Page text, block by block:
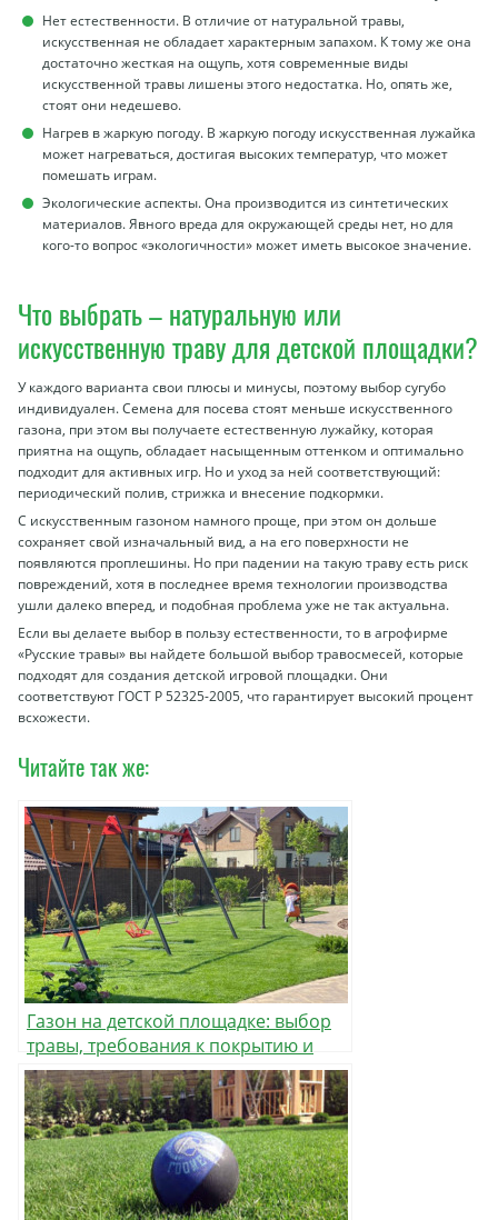
Нет естественности. В отличие от натуральной травы,
искусственная не обладает характерным запахом. К тому же она
достаточно жесткая на ощупь, хотя современные виды
искусственной травы лишены этого недостатка. Но, опять же,
стоят они недешево.
Нагрев в жаркую погоду. В жаркую погоду искусственная лужайка
может нагреваться, достигая высоких температур, что может
помешать играм.
Экологические аспекты. Она производится из синтетических
материалов. Явного вреда для окружающей среды нет, но для
кого-то вопрос «экологичности» может иметь высокое значение.
Что выбрать – натуральную или
искусственную траву для детской площадки?
У каждого варианта свои плюсы и минусы, поэтому выбор сугубо
индивидуален. Семена для посева стоят меньше искусственного
газона, при этом вы получаете естественную лужайку, которая
приятна на ощупь, обладает насыщенным оттенком и оптимально
подходит для активных игр. Но и уход за ней соответствующий:
периодический полив, стрижка и внесение подкормки.
С искусственным газоном намного проще, при этом он дольше
сохраняет свой изначальный вид, а на его поверхности не
появляются проплешины. Но при падении на такую траву есть риск
повреждений, хотя в последнее время технологии производства
ушли далеко вперед, и подобная проблема уже не так актуальна.
Если вы делаете выбор в пользу естественности, то в агрофирме
«Русские травы» вы найдете большой выбор травосмесей, которые
подходят для создания детской игровой площадки. Они
соответствуют ГОСТ Р 52325-2005, что гарантирует высокий процент
всхожести.
Читайте так же:
Газон на детской площадке: выбор
травы, требования к покрытию и
правила ухода